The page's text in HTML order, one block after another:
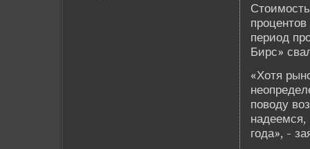
период
Бирс»
«Хотя
поводу
наде­емся,
года», -